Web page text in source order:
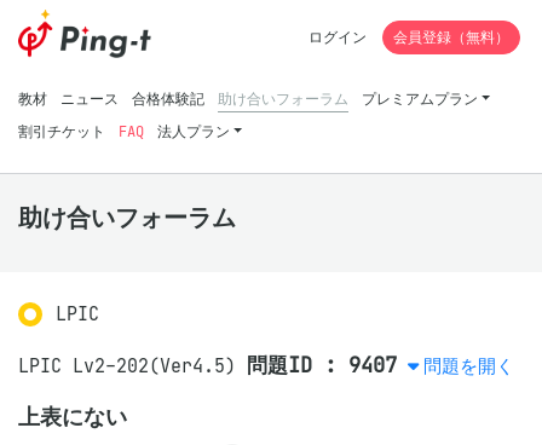
教材 ニュース 合格体験記 助け合いフォーラム
プレミアムプラン
割引チケット
FAQ 法人プラン
ログイン 会員登録（無料）
助け合いフォーラム
LPIC
LPIC Lv2-202(Ver4.5) 問題ID : 9407 問題を開く
上表にない